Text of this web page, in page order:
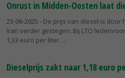
Onrust in Midden-Oosten laat
23-06-2025 - De prijs van diesel is door
Iran verder gestegen. Bij LTO
1,33 euro per liter.
Dieselprijs zakt naar 1,18 euro